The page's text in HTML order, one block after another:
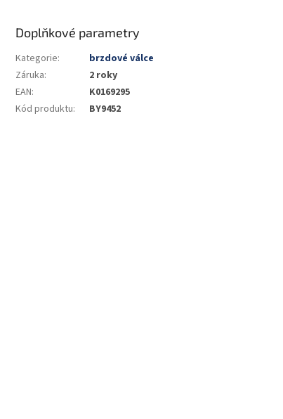
Doplňkové parametry
Kategorie:
brzdové válce
Záruka:
2 roky
EAN:
K0169295
Kód produktu: BY9452